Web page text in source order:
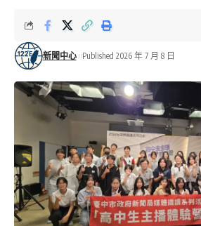
新聞中心 Published 2026 年 7 月 8 日